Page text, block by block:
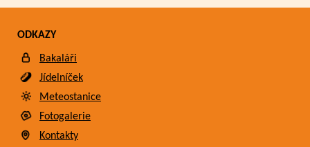
ODKAZY
Bakaláři
Jídelníček
Meteostanice
Fotogalerie
Kontakty